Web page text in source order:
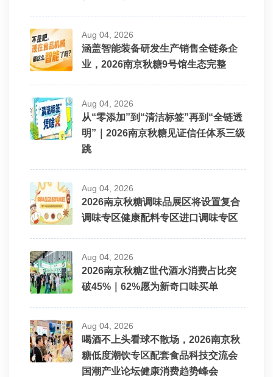
Aug 04, 2026
涵盖智能装备研发生产销售全链条企
业，2026南京秋糖9号馆生态完整
Aug 04, 2026
从“零添加”到“清洁标签”再到“全链透
明”｜2026南京秋糖见证信任体系三级
跳
Aug 04, 2026
2026南京秋糖调味品展区将设置复合
调味专区健康配料专区进口调味专区
Aug 04, 2026
2026南京秋糖Z世代酒水消费占比突
破45%｜62%愿为新奇口味买单
Aug 04, 2026
喝酒不上头看球不散场，2026南京秋
糖低度潮饮专区配套食品科技交流会
国潮产业论坛健康消费趋势峰会